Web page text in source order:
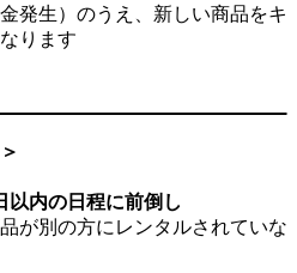
発生）のうえ、新しい商品をキ
ります
以内の日程に前倒し
が別の方にレンタルされていな